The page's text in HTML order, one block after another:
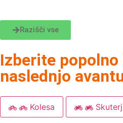
Razišči vse
Izberite
naslednjo
Kolesa